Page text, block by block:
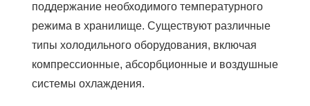
поддержание необходимого температурного
режима в хранилище. Существуют различные
типы холодильного оборудования, включая
компрессионные, абсорбционные и воздушные
системы охлаждения.